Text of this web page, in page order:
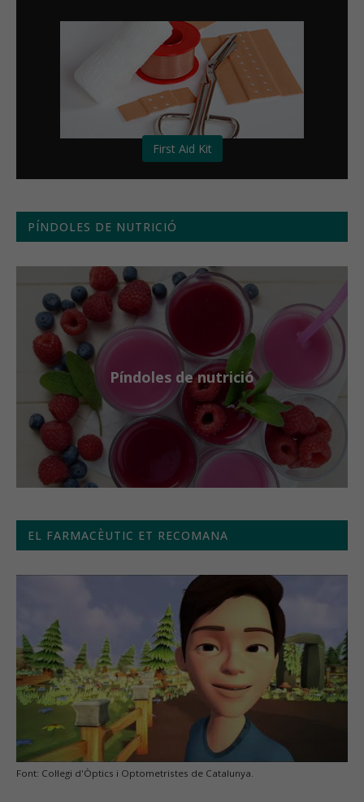
First Aid Kit
PÍNDOLES DE NUTRICIÓ
Píndoles de nutrició
EL FARMACÈUTIC ET RECOMANA
Font: Col·legi d'Òptics i Optometristes de Catalunya.